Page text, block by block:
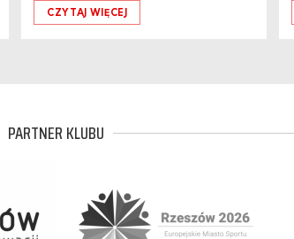
CZYTAJ WIĘCEJ
PARTNER KLUBU